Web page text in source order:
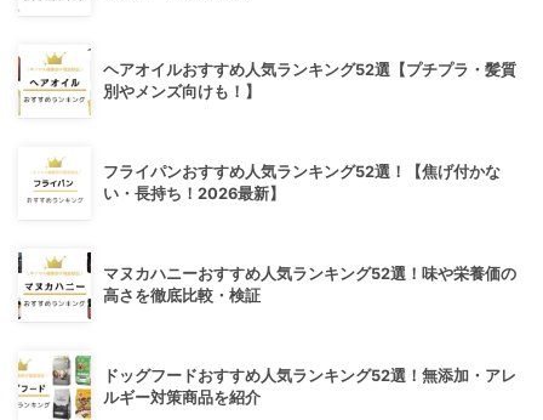
ヘアオイルおすすめ人気ランキング52選【プチプラ・髪質
別やメンズ向けも！】
フライパンおすすめ人気ランキング52選！【焦げ付かな
い・長持ち！2026最新】
マヌカハニーおすすめ人気ランキング52選！味や栄養価の
高さを徹底比較・検証
ドッグフードおすすめ人気ランキング52選！無添加・アレ
ルギー対策商品を紹介